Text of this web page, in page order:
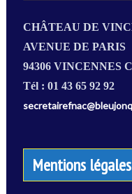
CHÂTEAU DE
AVENUE DE PARIS
94306 VINCENNES
Tél : 01 43 65 92 92
Mentions légales